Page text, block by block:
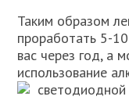
Таким образом
проработать 5-
вас через год, а
использование
светодиодной